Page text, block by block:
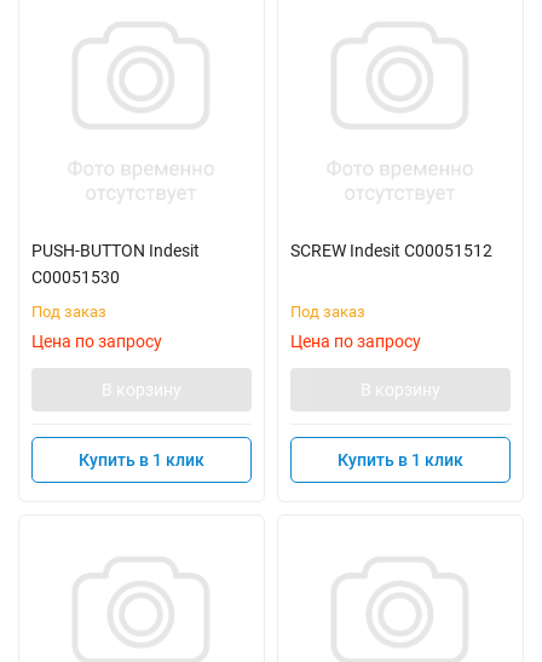
PUSH-BUTTON Indesit
C00051530
Под заказ
Цена по запросу
В корзину
Купить в 1 клик
SCREW Indesit C00051512
Под заказ
Цена по запросу
В корзину
Купить в 1 клик